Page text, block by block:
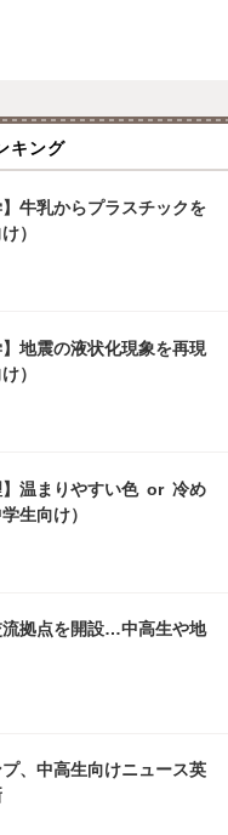
キング
】牛乳からプラスチックを
）
】地震の液状化現象を再現
）
】温まりやすい色 or 冷め
生向け）
拠点を開設…中高生や地
、中高生向けニュース英